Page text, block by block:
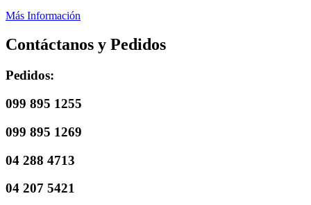
Más Información
Contáctanos y Pedidos
Pedidos:
099 895 1255
099 895 1269
04 288 4713
04 207 5421